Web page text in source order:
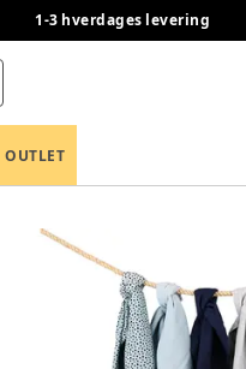
1-3 hverdages levering
OUTLET